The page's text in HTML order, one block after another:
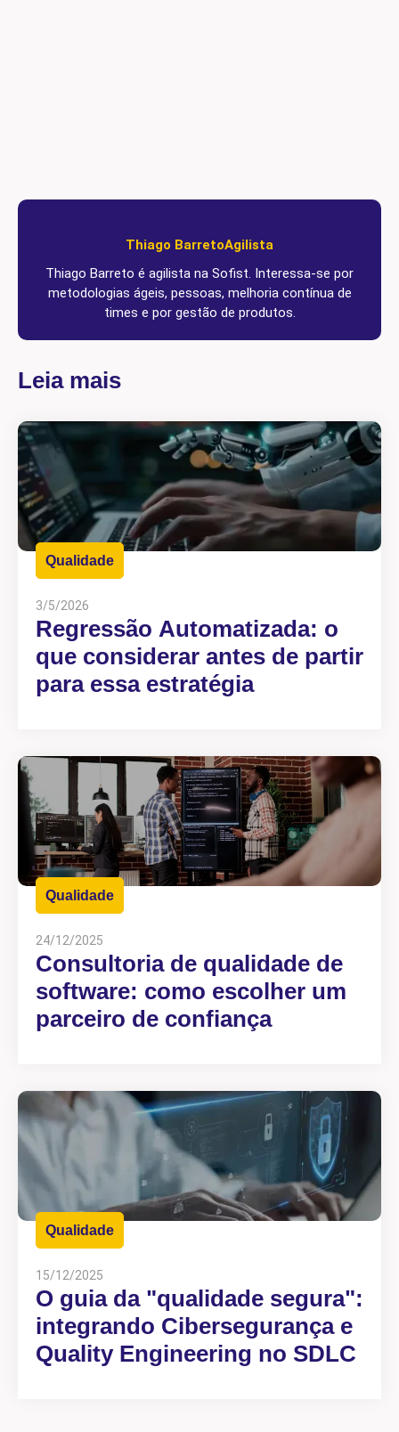
Thiago BarretoAgilista
Thiago Barreto é agilista na Sofist. Interessa-se por
metodologias ágeis, pessoas, melhoria contínua de
times e por gestão de produtos.
Leia mais
Qualidade
3/5/2026
Regressão Automatizada: o
que considerar antes de partir
para essa estratégia
Qualidade
24/12/2025
Consultoria de qualidade de
software: como escolher um
parceiro de confiança
Qualidade
15/12/2025
O guia da "qualidade segura":
integrando Cibersegurança e
Quality Engineering no SDLC